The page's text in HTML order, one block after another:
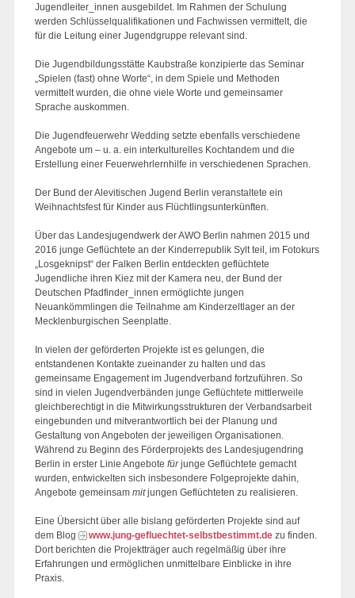
Jugendleiter_innen ausgebildet. Im Rahmen der Schulung
werden Schlüsselqualifikationen und Fachwissen vermittelt, die
für die Leitung einer Jugendgruppe relevant sind.
Die Jugendbildungsstätte Kaubstraße konzipierte das Seminar
„Spielen (fast) ohne Worte“, in dem Spiele und Methoden
vermittelt wurden, die ohne viele Worte und gemeinsamer
Sprache auskommen.
Die Jugendfeuerwehr Wedding setzte ebenfalls verschiedene
Angebote um – u. a. ein interkulturelles Kochtandem und die
Erstellung einer Feuerwehrlernhilfe in verschiedenen Sprachen.
Der Bund der Alevitischen Jugend Berlin veranstaltete ein
Weihnachtsfest für Kinder aus Flüchtlingsunterkünften.
Über das Landesjugendwerk der AWO Berlin nahmen 2015 und
2016 junge Geflüchtete an der Kinderrepublik Sylt teil, im Fotokurs
„Losgeknipst“ der Falken Berlin entdeckten geflüchtete
Jugendliche ihren Kiez mit der Kamera neu, der Bund der
Deutschen Pfadfinder_innen ermöglichte jungen
Neuankömmlingen die Teilnahme am Kinderzeltlager an der
Mecklenburgischen Seenplatte.
In vielen der geförderten Projekte ist es gelungen, die
entstandenen Kontakte zueinander zu halten und das
gemeinsame Engagement im Jugendverband fortzuführen. So
sind in vielen Jugendverbänden junge Geflüchtete mittlerweile
gleichberechtigt in die Mitwirkungsstrukturen der Verbandsarbeit
eingebunden und mitverantwortlich bei der Planung und
Gestaltung von Angeboten der jeweiligen Organisationen.
Während zu Beginn des Förderprojekts des Landesjugendring
Berlin in erster Linie Angebote fürjunge Geflüchtete gemacht
wurden, entwickelten sich insbesondere Folgeprojekte dahin,
Angebote gemeinsam mitjungen Geflüchteten zu realisieren.
Eine Übersicht über alle bislang geförderten Projekte sind auf
dem Blog
www.jung-gefluechtet-selbstbestimmt.de zu finden.
Dort berichten die Projektträger auch regelmäßig über ihre
Erfahrungen und ermöglichen unmittelbare Einblicke in ihre
Praxis.